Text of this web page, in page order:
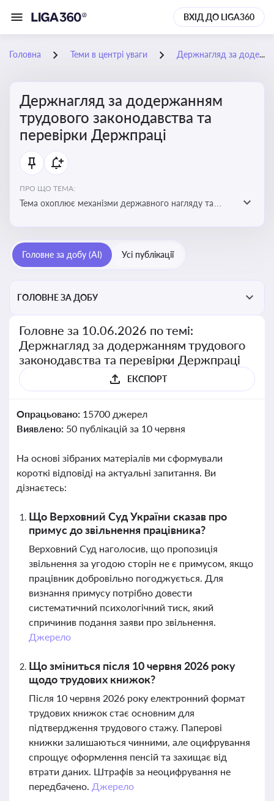
ВХІД ДО LIGA360
Головна Теми в центрі уваги Держнагляд за додержанням трудового законодавства та перевірки Держпраці
Держнагляд за додержанням
трудового законодавства та
перевірки Держпраці
ПРО ЩО ТЕМА:
Тема охоплює механізми державного нагляду та
Головне за добу (AI) Усі публікації
ГОЛОВНЕ ЗА ДОБУ
Головне за 10.06.2026 по темі:
Держнагляд за додержанням трудового
законодавства та перевірки Держпраці
ЕКСПОРТ
Опрацьовано: 15700 джерел
Виявлено: 50 публікацій за 10 червня
На основі зібраних матеріалів ми сформували
короткі відповіді на актуальні запитання. Ви
дізнаєтесь:
Що Верховний Суд України сказав про
примус до звільнення працівника?
Верховний Суд наголосив, що пропозиція
звільнення за угодою сторін не є примусом, якщо
працівник добровільно погоджується. Для
визнання примусу потрібно довести
систематичний психологічний тиск, який
спричинив подання заяви про звільнення.
Джерело
Що зміниться після 10 червня 2026 року
щодо трудових книжок?
Після 10 червня 2026 року електронний формат
трудових книжок стає основним для
підтвердження трудового стажу. Паперові
книжки залишаються чинними, але оцифрування
спрощує оформлення пенсій та захищає від
втрати даних. Штрафів за неоцифрування не
передбачено. Джерело